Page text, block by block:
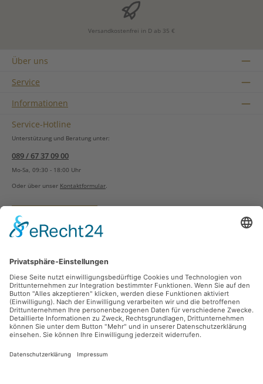
Versandkostenfrei in D ab 35 €
Über uns
Service
Informationen
Service-Hotline
Unterstützung und Beratung unter:
089 / 67 37 09 00
Mo-Sa, 09:30 - 18:00 Uhr
Oder über unser Kontaktformular.
Vertrag widerrufen
Zahlungsarten
Sicher Einkaufen
Ladengeschäft
Newsletter